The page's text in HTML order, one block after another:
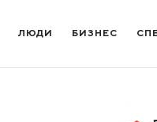
ЛЮДИ БИЗНЕС